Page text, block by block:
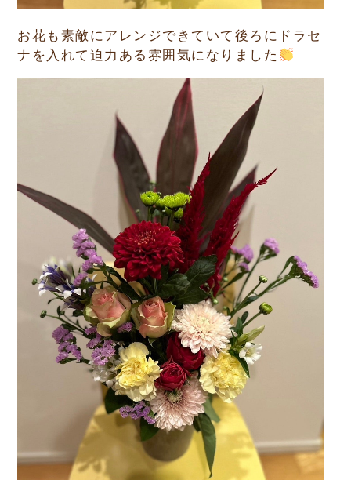
お花も素敵にアレンジできていて後ろにドラセ
ナを入れて迫力ある雰囲気になりました